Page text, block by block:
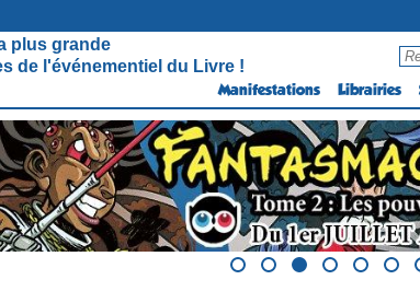
plus grande
de l'événementiel du Livre !
Manifestations
Librairies